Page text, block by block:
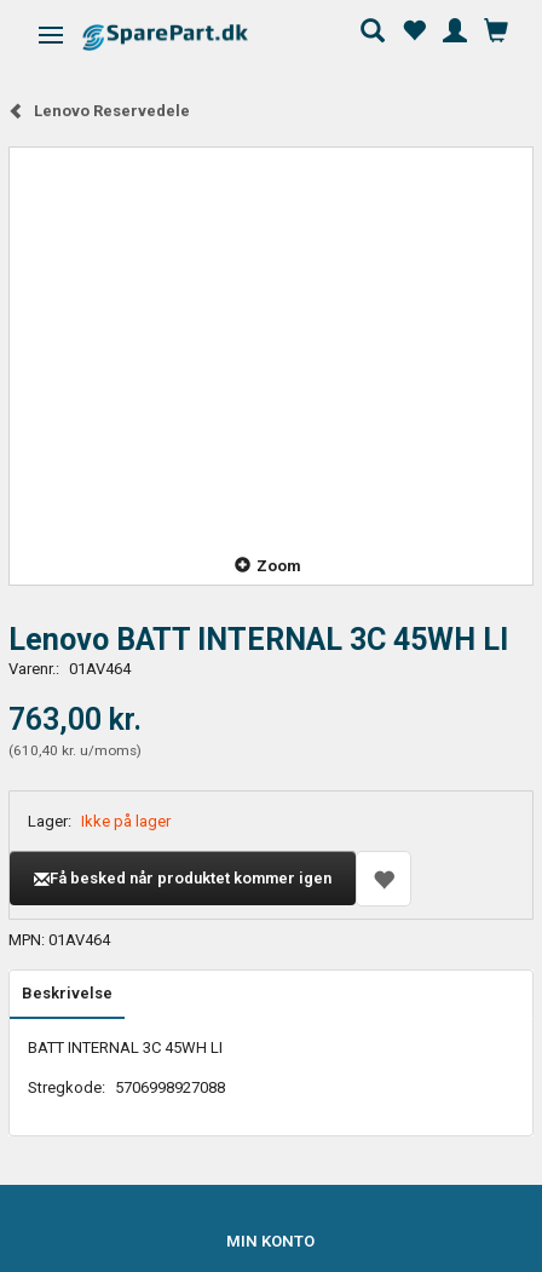
Skifte navigation
Lenovo Reservedele
Zoom
Lenovo BATT INTERNAL 3C 45WH LI
Varenr.: 01AV464
763,00 kr.
(610,40 kr. u/moms)
Lager: Ikke på lager
Få besked når produktet kommer igen
MPN: 01AV464
Beskrivelse
BATT INTERNAL 3C 45WH LI
Stregkode: 5706998927088
MIN KONTO